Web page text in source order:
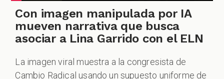
Con imagen manipulada por IA
mueven narrativa que busca
asociar a Lina Garrido con el ELN
La imagen viral muestra a la congresista de
Cambio Radical usando un supuesto uniforme de